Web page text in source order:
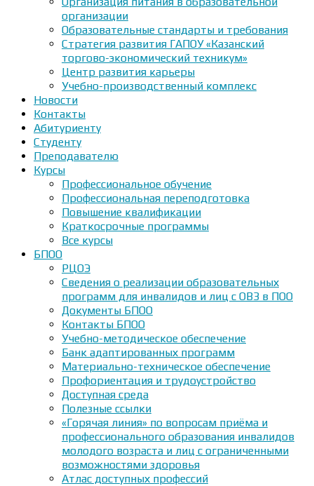
организации
Образовательные стандарты и требования
Стратегия развития ГАПОУ «Казанский
торгово-экономический техникум»
Центр развития карьеры
Учебно-производственный комплекс
Новости
Контакты
Абитуриенту
Студенту
Преподавателю
Курсы
Профессиональное обучение
Профессиональная переподготовка
Повышение квалификации
Краткосрочные программы
Все курсы
БПОО
РЦОЭ
Сведения о реализации образовательных
программ для инвалидов и лиц с ОВЗ в ПОО
Документы БПОО
Контакты БПОО
Учебно-методическое обеспечение
Банк адаптированных программ
Материально-техническое обеспечение
Профориентация и трудоустройство
Доступная среда
Полезные ссылки
«Горячая линия» по вопросам приёма и
профессионального образования инвалидов
молодого возраста и лиц с ограниченными
возможностями здоровья
Атлас доступных профессий